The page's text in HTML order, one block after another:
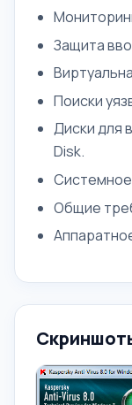
Защита
Поиски
Диски для
Disk.
Общие